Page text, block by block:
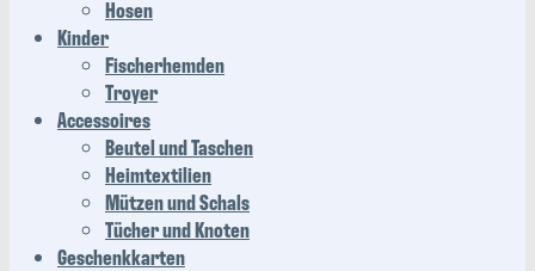
Hosen
Kinder
Fischerhemden
Troyer
Accessoires
Beutel und Taschen
Heimtextilien
Mützen und Schals
Tücher und Knoten
Geschenkkarten